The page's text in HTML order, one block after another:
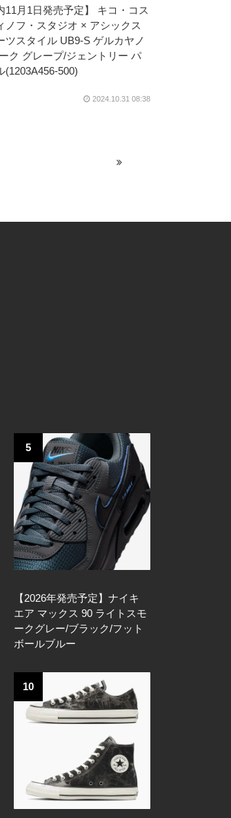
11月1日発売予定】 キコ・コス
ノフ・スタジオ × アシックス
ツスタイル UB9-S ゲルカヤノ
ク グレープ/ジェントリー パ
(1203A456-500)
2024.10.31 08:38
5
【2026年発売予定】ナイキ
エア マックス 90 ライトスモ
ークグレー/ブラック/フット
ボールブルー
10